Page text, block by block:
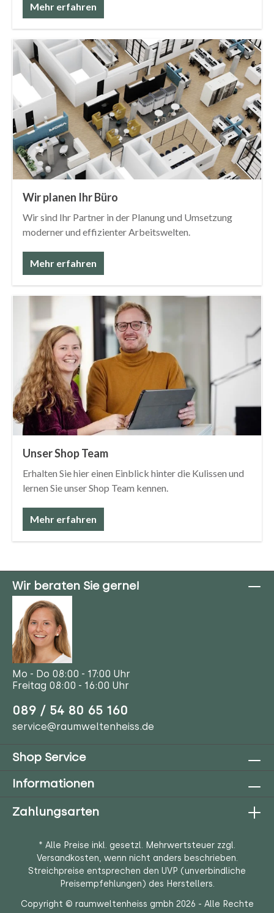
Mehr erfahren
Wir planen Ihr Büro
Wir sind Ihr Partner in der Planung und Umsetzung
moderner und effizienter Arbeitswelten.
Mehr erfahren
Unser Shop Team
Erhalten Sie hier einen Einblick hinter die Kulissen und
lernen Sie unser Shop Team kennen.
Mehr erfahren
Wir beraten Sie gerne!
Mo - Do 08:00 - 17:00 Uhr
Freitag 08:00 - 16:00 Uhr
089 / 54 80 65 160
service@raumweltenheiss.de
Shop Service
Informationen
Zahlungsarten
* Alle Preise inkl. gesetzl. Mehrwertsteuer zzgl.
Versandkosten, wenn nicht anders beschrieben.
Streichpreise entsprechen den UVP (unverbindliche
Preisempfehlungen) des Herstellers.
Copyright © raumweltenheiss gmbh 2026 - Alle Rechte